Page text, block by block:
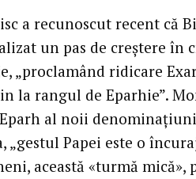
a recunoscut recent că
un pas de creștere în
„proclamând ridicare
la rangul de Eparhie”.
al noii denominațiuni
„gestul Papei este o
această «turmă mică»,